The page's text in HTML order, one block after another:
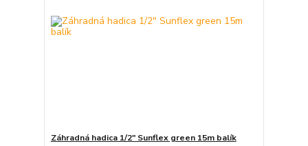
Záhradná hadica 1/2" Sunflex green 15m balík